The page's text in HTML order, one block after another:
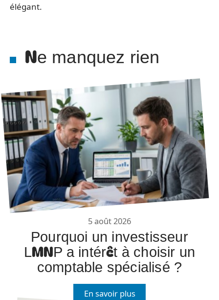
élégant.
Ne manquez rien
5 août 2026
Pourquoi un investisseur
LMNP a intérêt à choisir un
comptable spécialisé ?
En savoir plus